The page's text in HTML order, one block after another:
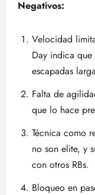
Negativos:
Velocidad
Day indica
escapadas
Falta de
que lo hace
Técnica como
no son elite, y
con otros RBs.
Bloqueo en